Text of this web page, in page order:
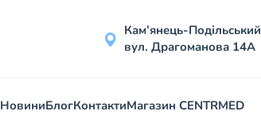
Кам’янець-Подільський
вул. Драгоманова 14А
НовиниБлогКонтактиМагазин CENTRMED